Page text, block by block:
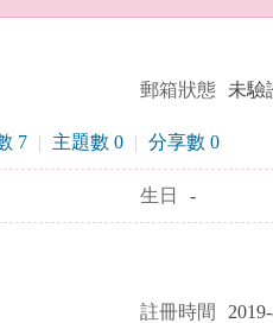
郵箱狀態 未驗
7 | 主題數 0 | 分享數 0
生日 -
註冊時間